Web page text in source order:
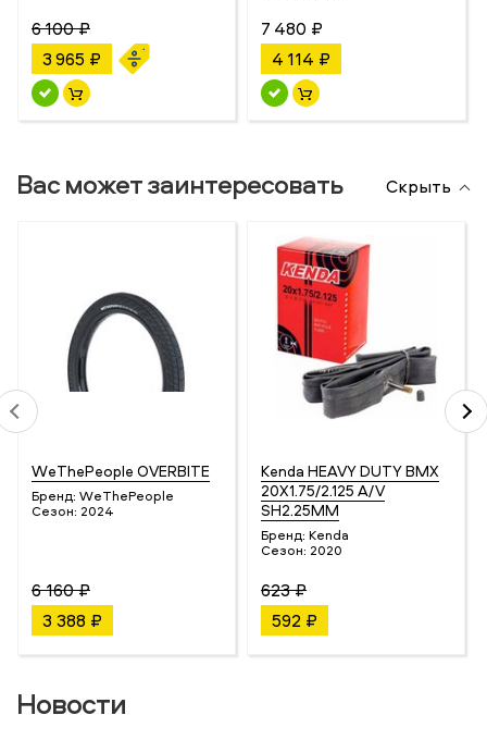
6 100 ₽
3 965 ₽
7 480 ₽
4 114 ₽
Вас может заинтересовать Скрыть
WeThePeople OVERBITE
Бренд: WeThePeople
Сезон: 2024
6 160 ₽
3 388 ₽
Kenda HEAVY DUTY BMX
20X1.75/2.125 A/V
SH2.25MM
Бренд: Kenda
Сезон: 2020
623 ₽
592 ₽
Новости